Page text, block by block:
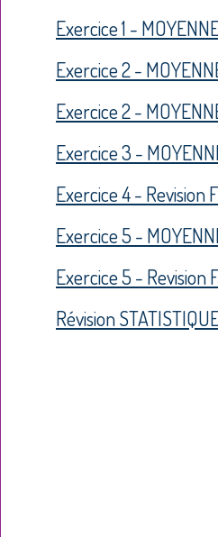
Exercice 1 -
Exercice 2 -
Exercice 2 -
Exercice 3 -
Exercice 4 -
Exercice 5 -
Exercice 5 -
Révision